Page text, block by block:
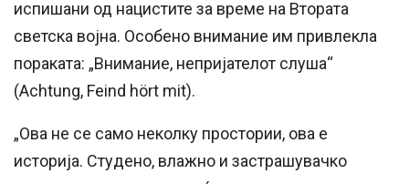
испишани од нацистите за време на Втората
светска војна. Особено внимание им привлекла
пораката: „Внимание, непријателот слуша“
(Achtung, Feind hört mit).
„Ова не се само неколку простории, ова е
историја. Студено, влажно и застрашувачко